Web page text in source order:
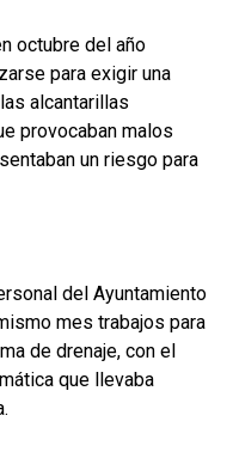
octubre del año
para exigir una
alcantarillas
provocaban malos
un riesgo para
del Ayuntamiento
mes trabajos para
de drenaje, con el
que llevaba